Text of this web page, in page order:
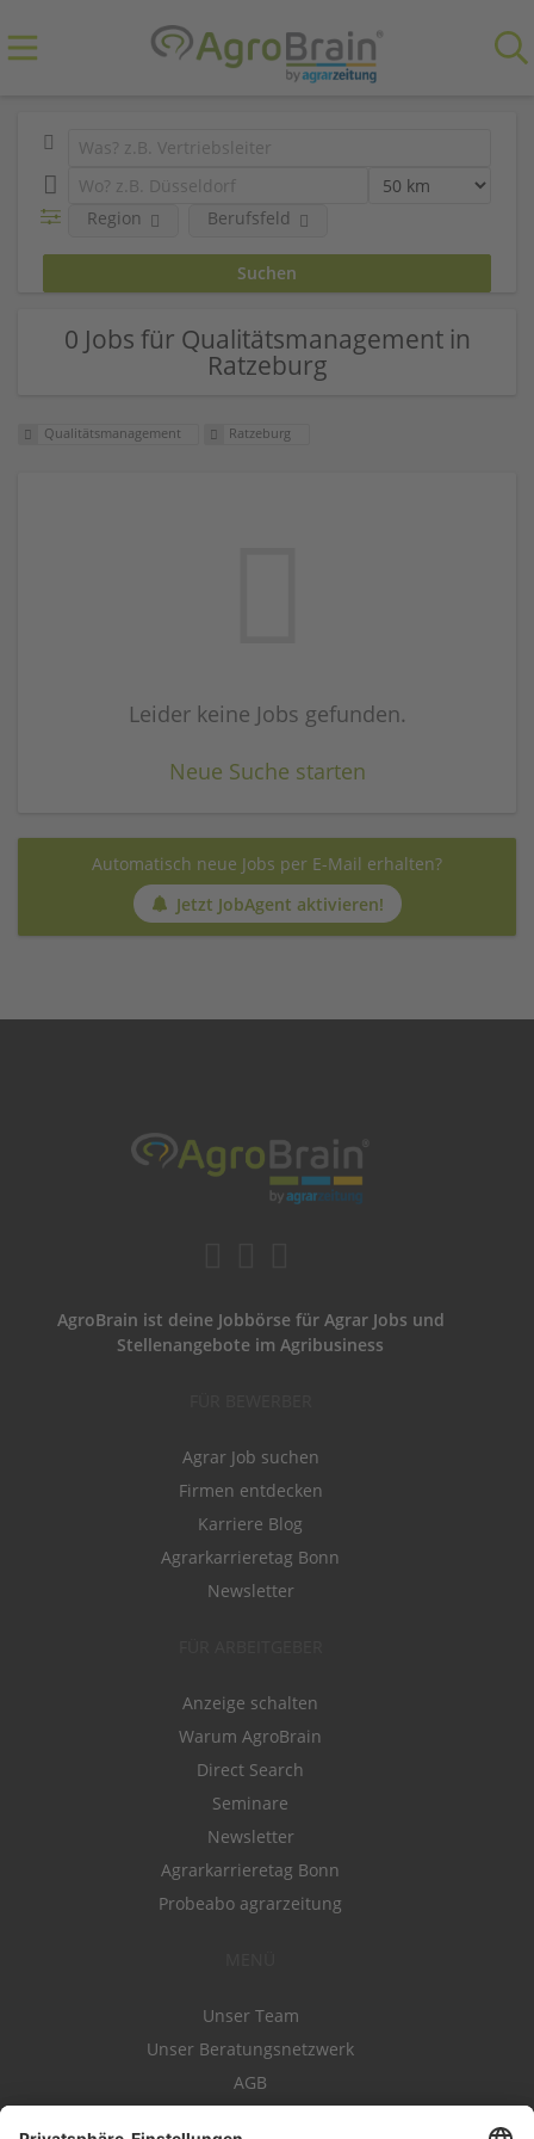
Region Berufsfeld
0 Jobs für Qualitätsmanagement in
Ratzeburg
Qualitätsmanagement Ratzeburg
Leider keine Jobs gefunden.
Neue Suche starten
Automatisch neue Jobs per E-Mail erhalten?
Jetzt JobAgent aktivieren!
AgroBrain ist deine Jobbörse für Agrar Jobs und
Stellenangebote im Agribusiness
Agrar Job suchen
Firmen entdecken
Karriere Blog
Agrarkarrieretag Bonn
Newsletter
Anzeige schalten
Warum AgroBrain
Direct Search
Seminare
Newsletter
Agrarkarrieretag Bonn
Probeabo agrarzeitung
Unser Team
Unser Beratungsnetzwerk
AGB